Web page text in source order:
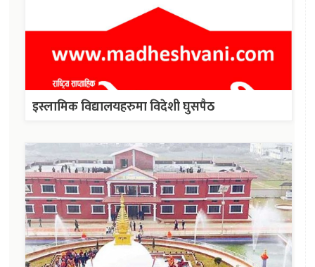
इस्लामिक विद्यालयहरुमा विदेशी घुसपैठ